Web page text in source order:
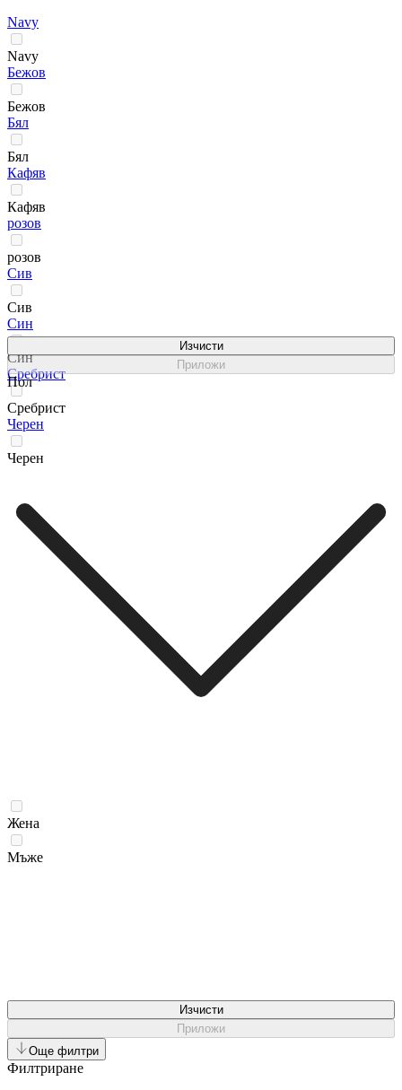
Navy
Navy
Бежов
Бежов
Бял
Бял
Кафяв
Кафяв
розов
розов
Сив
Сив
Син
Син
Сребрист
Сребрист
Черен
Черен
Изчисти
Приложи
Пол
Жена
Мъже
Изчисти
Приложи
Още филтри
Филтриране